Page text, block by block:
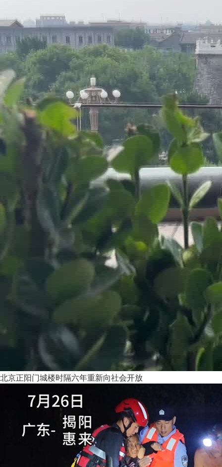
北京正阳门城楼时隔六年重新向社会开放